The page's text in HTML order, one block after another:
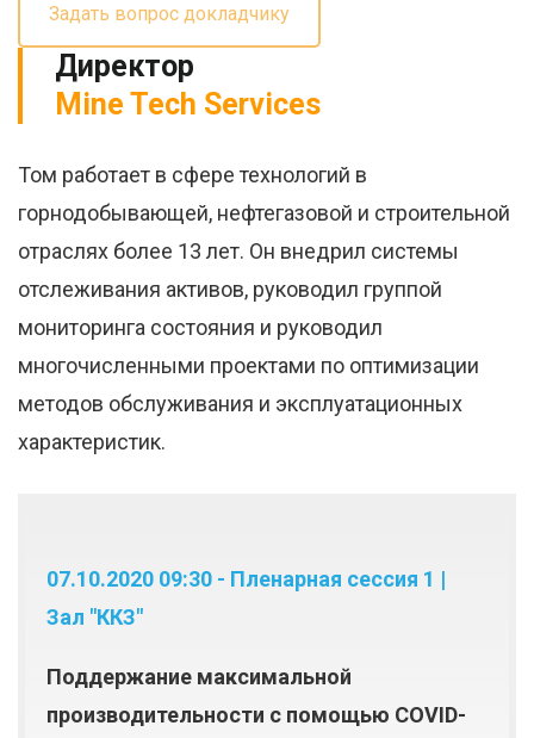
Задать вопрос докладчику
Директор
Mine Tech Services
Том работает в сфере технологий в
горнодобывающей, нефтегазовой и строительной
отраслях более 13 лет. Он внедрил системы
отслеживания активов, руководил группой
мониторинга состояния и руководил
многочисленными проектами по оптимизации
методов обслуживания и эксплуатационных
характеристик.
07.10.2020 09:30 - Пленарная сессия 1 |
Зал "ККЗ"
Поддержание максимальной
производительности с помощью COVID-